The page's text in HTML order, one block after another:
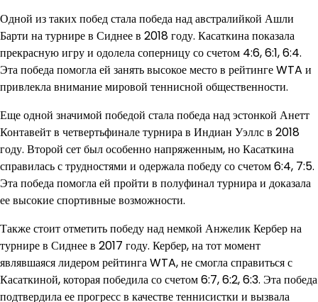
Одной из таких побед стала победа над австралийкой Ашли
Барти на турнире в Сиднее в 2018 году. Касаткина показала
прекрасную игру и одолела соперницу со счетом 4:6, 6:1, 6:4.
Эта победа помогла ей занять высокое место в рейтинге WTA и
привлекла внимание мировой теннисной общественности.
Еще одной значимой победой стала победа над эстонкой Анетт
Контавейт в четвертьфинале турнира в Индиан Уэллс в 2018
году. Второй сет был особенно напряженным, но Касаткина
справилась с трудностями и одержала победу со счетом 6:4, 7:5.
Эта победа помогла ей пройти в полуфинал турнира и доказала
ее высокие спортивные возможности.
Также стоит отметить победу над немкой Анжелик Кербер на
турнире в Сиднее в 2017 году. Кербер, на тот момент
являвшаяся лидером рейтинга WTA, не смогла справиться с
Касаткиной, которая победила со счетом 6:7, 6:2, 6:3. Эта победа
подтвердила ее прогресс в качестве теннисистки и вызвала